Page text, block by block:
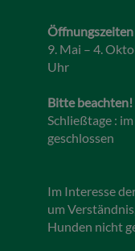
9. Mai – 4.
Uhr
Bitte beachten!
Schließtage :
geschlossen
Im Interesse
um
Hunden nicht